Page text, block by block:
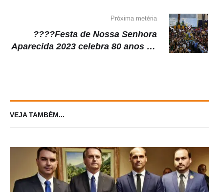
Próxima metéria
????Festa de Nossa Senhora
Aparecida 2023 celebra 80 anos da
VEJA TAMBÉM...